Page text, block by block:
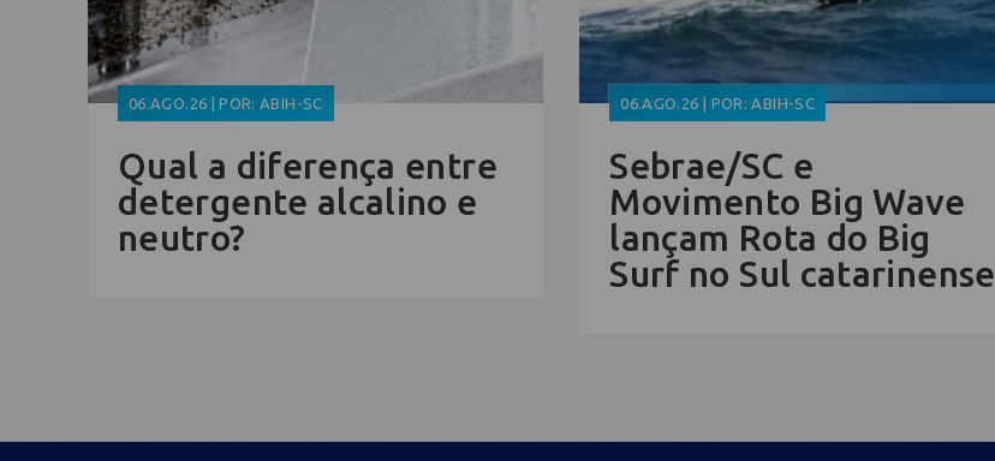
06.AGO.26 | POR: ABIH-SC
Qual a diferença entre
detergente alcalino e
neutro?
06.AGO.26 | POR: ABIH-SC
Sebrae/SC e
Movimento Big Wave
lançam Rota do Big
Surf no Sul catarinense